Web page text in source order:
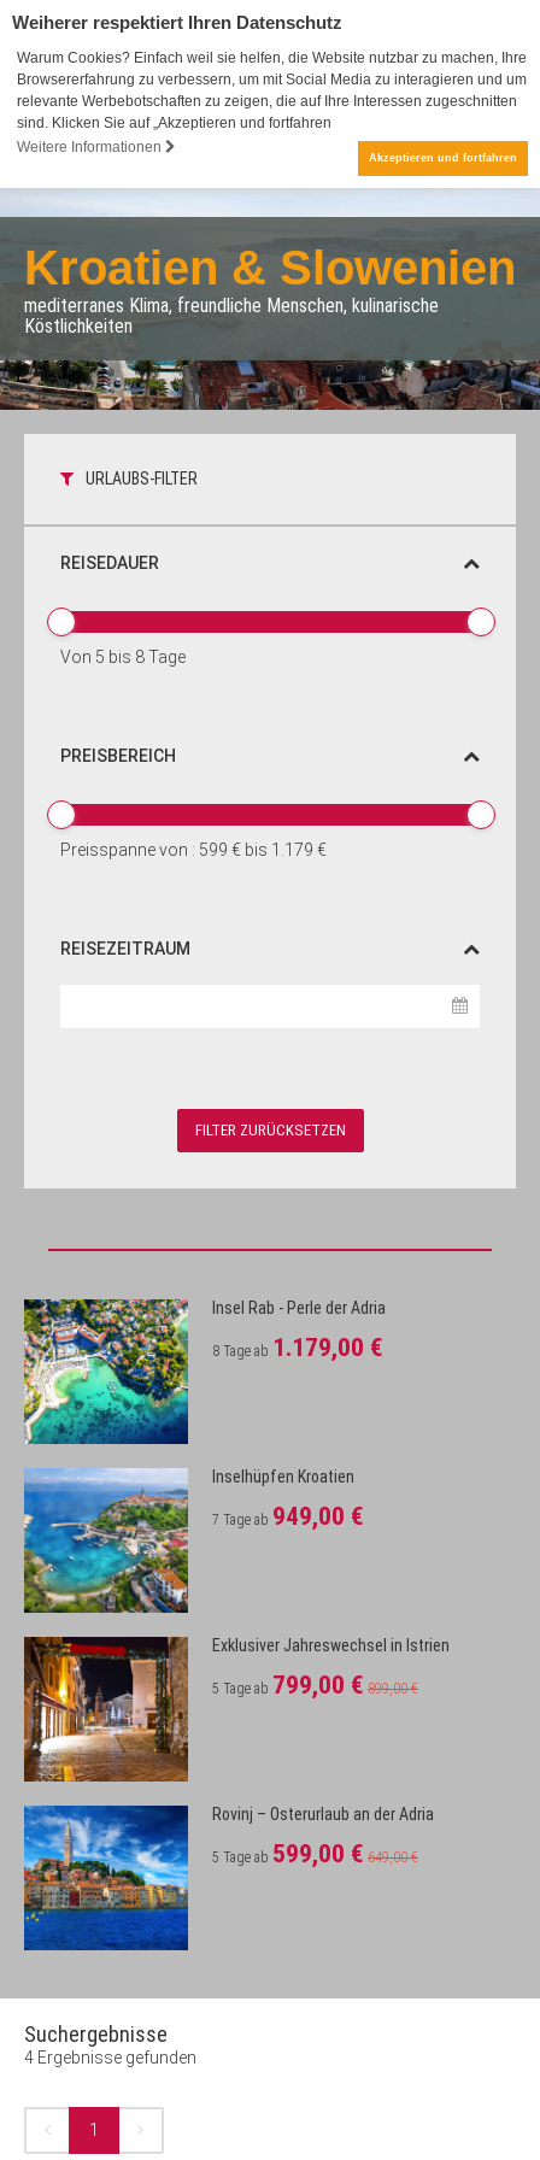
Weiherer respektiert Ihren Datenschutz
Warum Cookies? Einfach weil sie helfen, die Website nutzbar zu machen, Ihre
Browsererfahrung zu verbessern, um mit Social Media zu interagieren und um
relevante Werbebotschaften zu zeigen, die auf Ihre Interessen zugeschnitten
sind. Klicken Sie auf „Akzeptieren und fortfahren
Weitere Informationen
Akzeptieren und fortfahren
Kroatien & Slowenien
mediterranes Klima, freundliche Menschen, kulinarische
Köstlichkeiten
URLAUBS-FILTER
REISEDAUER
Von 5 bis 8Tage
PREISBEREICH
Preisspanne von : 599 € bis 1.179 €
REISEZEITRAUM
Insel Rab - Perle der Adria
8 Tage ab 1.179,00 €
Inselhüpfen Kroatien
7 Tage ab 949,00 €
Exklusiver Jahreswechsel in Istrien
5 Tage ab 799,00 € 899,00 €
Rovinj – Osterurlaub an der Adria
5 Tage ab 599,00 € 649,00 €
Suchergebnisse
4 Ergebnisse gefunden
1